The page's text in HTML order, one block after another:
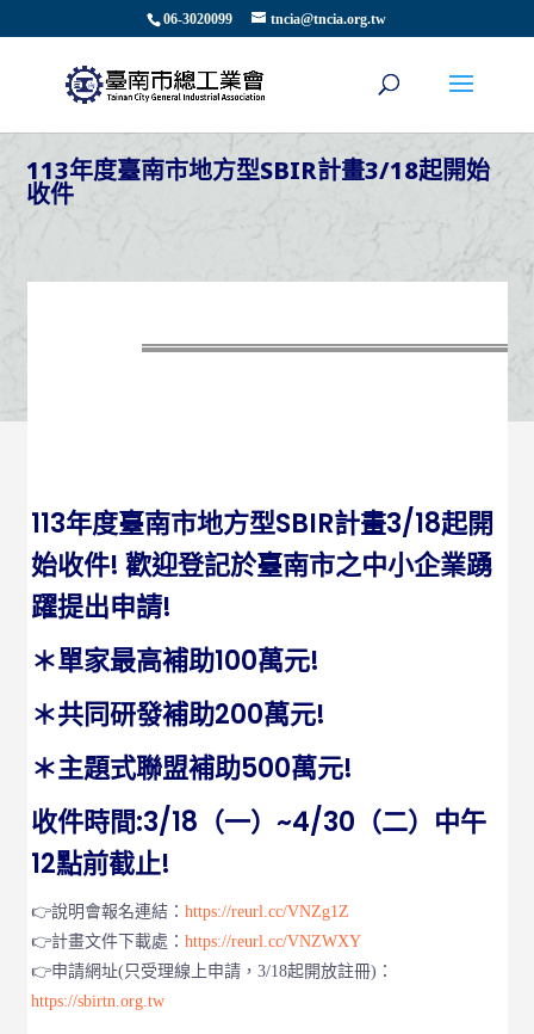
06-3020099 tncia@tncia.org.tw
113年度臺南市地方型SBIR計畫3/18起開始
收件
113年度臺南市地方型SBIR計畫3/18起開
始收件! 歡迎登記於臺南市之中小企業踴
躍提出申請!
＊單家最高補助100萬元!
＊共同研發補助200萬元!
＊主題式聯盟補助500萬元!
收件時間:3/18（一）~4/30（二）中午
12點前截止!
👉說明會報名連結： https://reurl.cc/VNZg1Z
👉計畫文件下載處： https://reurl.cc/VNZWXY
👉申請網址(只受理線上申請，3/18起開放註冊)：
https://sbirtn.org.tw